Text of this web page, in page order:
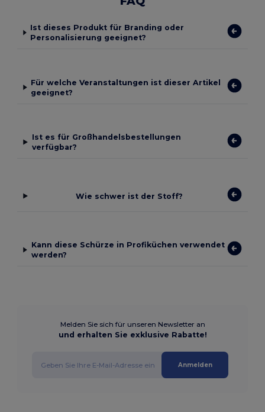
Ist dieses Produkt für Branding oder
Personalisierung geeignet?
Für welche Veranstaltungen ist dieser Artikel
geeignet?
Ist es für Großhandelsbestellungen
verfügbar?
Wie schwer ist der Stoff?
Kann diese Schürze in Profiküchen verwendet
werden?
Melden Sie sich für unseren Newsletter an
und erhalten Sie exklusive Rabatte!
Anmelden